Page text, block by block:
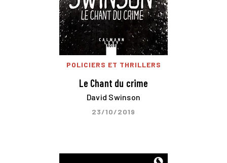
POLICIERS ET THRILLERS
Le Chant du crime
David Swinson
23/10/2019